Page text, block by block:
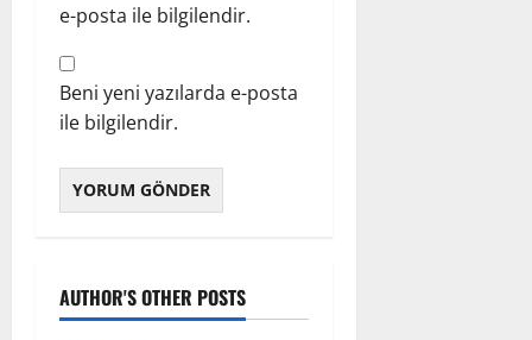
e-posta ile bilgilendir.
Beni yeni yazılarda e-posta
ile bilgilendir.
AUTHOR'S OTHER POSTS